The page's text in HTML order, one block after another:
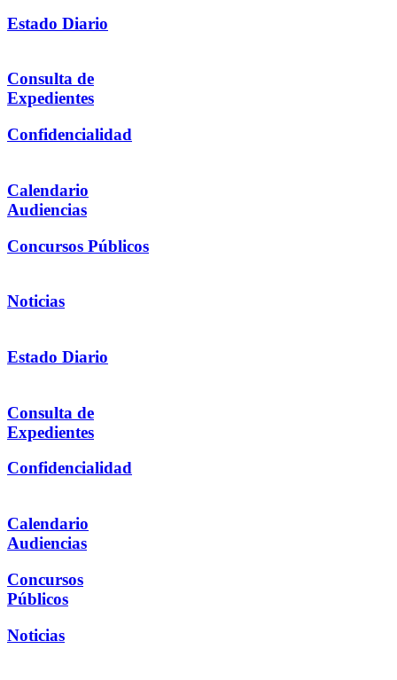
Estado Diario
Consulta de
Expedientes
Confidencialidad
Calendario
Audiencias
Concursos Públicos
Noticias
Estado Diario
Consulta de
Expedientes
Confidencialidad
Calendario
Audiencias
Concursos
Públicos
Noticias